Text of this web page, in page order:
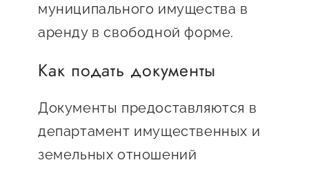
давления
консультационного
сопровождения
муниципального имущества в
аренду в свободной форме.
Как подать документы
Документы предоставляются в
департамент имущественных и
земельных отношений